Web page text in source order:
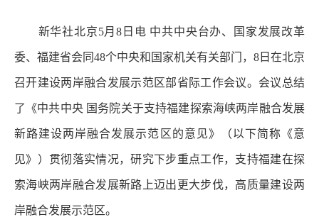
新华社北京5月8日电 中共中央台办、国家发展改革
委、福建省会同48个中央和国家机关有关部门，8日在北京
召开建设两岸融合发展示范区部省际工作会议。会议总结
了《中共中央 国务院关于支持福建探索海峡两岸融合发展
新路建设两岸融合发展示范区的意见》（以下简称《意
见》）贯彻落实情况，研究下步重点工作，支持福建在探
索海峡两岸融合发展新路上迈出更大步伐，高质量建设两
岸融合发展示范区。